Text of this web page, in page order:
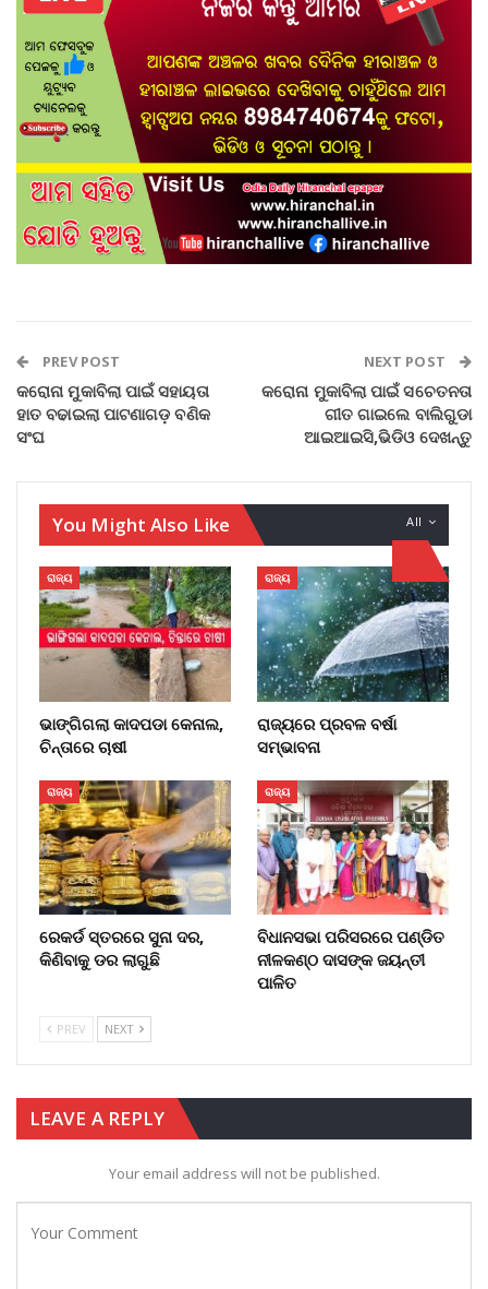
PREV POST
କରୋନା ମୁକାବିଲା ପାଇଁ ସହାୟତା
ହାତ ବଢାଇଲା ପାଟଣାଗଡ଼ ବଣିକ
ସଂଘ
NEXT POST
କରୋନା ମୁକାବିଲା ପାଇଁ ସଚେତନତା
ଗୀତ ଗାଇଲେ ବାଲିଗୁଡା
ଆଇଆଇସି,ଭିଡିଓ ଦେଖନ୍ତୁ
All
You Might Also Like
ରାଜ୍ୟ
ଭାଙ୍ଗିଗଲା କାଦପଡା କେନାଲ,
ଚିନ୍ତାରେ ଚାଷୀ
ରାଜ୍ୟ
ରାଜ୍ୟରେ ପ୍ରବଳ ବର୍ଷା
ସମ୍ଭାବନା
ରାଜ୍ୟ
ରେକର୍ଡ ସ୍ତରରେ ସୁନା ଦର,
କିଣିବାକୁ ଡର ଲାଗୁଛି
ରାଜ୍ୟ
ବିଧାନସଭା ପରିସରରେ ପଣ୍ଡିତ
ନୀଳକଣ୍ଠ ଦାସଙ୍କ ଜୟନ୍ତୀ
ପାଳିତ
PREV NEXT
LEAVE A REPLY
Your email address will not be published.